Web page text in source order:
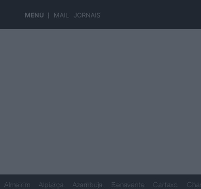
MENU MAIL JORNAIS
Almeirim Alpiarça Azambuja Benavente Cartaxo